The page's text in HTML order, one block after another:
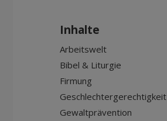
Inhalte
Arbeitswelt
Bibel & Liturgie
Firmung
Geschlechtergerechtigkeit
Gewaltprävention